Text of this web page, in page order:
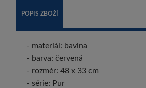
POPIS ZBOŽÍ
- materiál: bavlna
- barva: červená
- rozměr: 48 x 33 cm
- série: Pur